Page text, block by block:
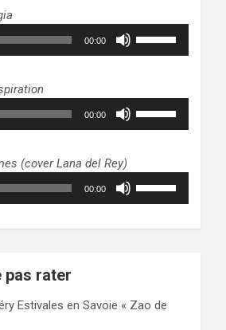
pour
augmenter
ou
volume.
00:00
pour
augmenter
ou
volume.
00:00
pour
augmenter
ou
(cover Lana del Rey)
00:00
haut/bas
le
pas rater
Estivales en Savoie « Zao de